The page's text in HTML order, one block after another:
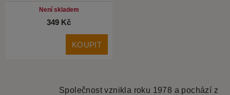
Není skladem
349 Kč
KOUPIT
Společnost vznikla roku 1978 a pochází z